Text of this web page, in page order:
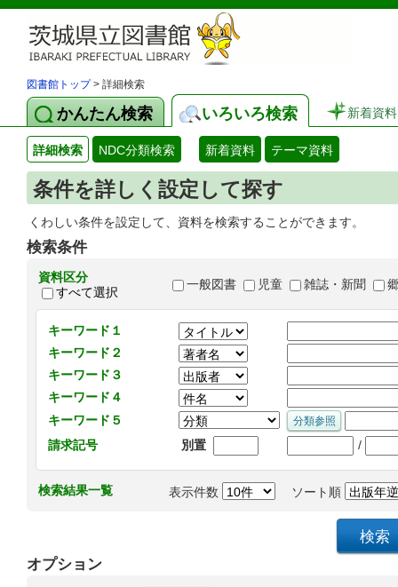
図書館トップ> 詳細検索
かんたん検索 いろいろ検索 新着資料
詳細検索 NDC分類検索 新着資料 テーマ資料
条件を詳しく設定して探す
くわしい条件を設定して、資料を検索することができます。
検索条件
資料区分
すべて選択
一般図書 児童 雑誌・新聞
キーワード１
キーワード２
キーワード３
キーワード４
キーワード５
請求記号
別置 /
検索結果一覧 表示件数 ソート順
オプション